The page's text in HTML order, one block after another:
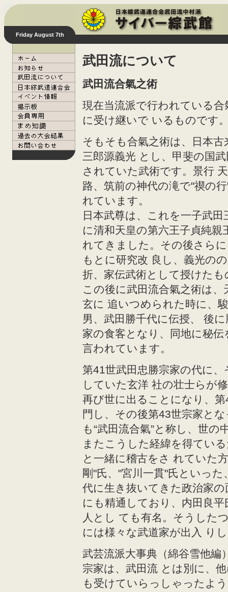
Friday August 7th
武田流について
武田流合氣之術
現在当流派で行われている
に受け継いで いるものです
そもそも合氣之術は、日本
三郎源義光 とし、甲斐の国
されていた武術です。景行
路、筑前の神代の滝で"禊の
れています。
日本武尊は、これを一子武
に清和天皇の第六王子貞純
れてきました。その後さら
もとに研究改 良し、義光の
折、家伝武術として授けた
この後に武田流合氣之術は
玄に 追いつめられた時に、
男、武田勝千代に伝授、 後
家の食客となり、同地に秘
言われています。
第41世武田忠勝宗家の代に
していた玄洋 社の壮士らが
再び世に出ることになり、
門し、その後第43世宗家と
も“武田流合氣”と称し、世
またこうした経緯を得てい
と一緒に稽古をさ れていた
剛"氏、"宮川一貫"氏といっ
代に生き抜いてきた政治家
にも精通しており、内田良
人とし ても有名。そうした
には様々な武道家が出入 り
武芸流派大事典（綿谷雪他
宗家は、武田流 とは別に、
も受けていらっしゃったよ